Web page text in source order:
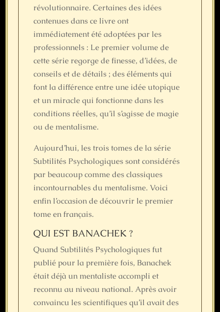
révolutionnaire. Certaines des idées
contenues dans ce livre ont
immédiatement été adoptées par les
professionnels : Le premier volume de
cette série regorge de finesse, d’idées, de
conseils et de détails ; des éléments qui
font la différence entre une idée utopique
et un miracle qui fonctionne dans les
conditions réelles, qu’il s’agisse de magie
ou de mentalisme.
Aujourd’hui, les trois tomes de la série
Subtilités Psychologiques sont considérés
par beaucoup comme des classiques
incontournables du mentalisme. Voici
enfin l’occasion de découvrir le premier
tome en français.
QUI EST BANACHEK ?
Quand Subtilités Psychologiques fut
publié pour la première fois, Banachek
était déjà un mentaliste accompli et
reconnu au niveau national. Après avoir
convaincu les scientifiques qu’il avait des